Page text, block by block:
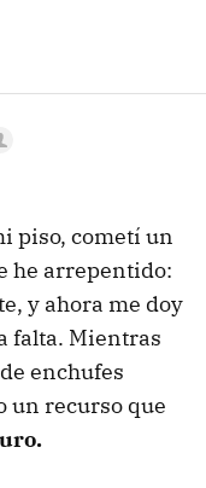
piso, cometí un
he arrepentido:
y ahora me doy
falta. Mientras
enchufes
un recurso que